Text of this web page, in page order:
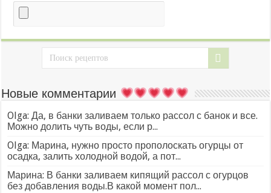
Новые комментарии
Olga: Да, в банки заливаем только рассол с банок и все.
Можно долить чуть воды, если р...
Olga: Марина, нужно просто прополоскать огурцы от
осадка, залить холодной водой, а пот...
Марина: В банки заливаем кипящий рассол с огурцов
без добавления воды.В какой момент пол...